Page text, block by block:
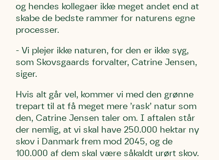
og hendes kollegaer ikke meget andet end at
skabe de bedste rammer for naturens egne
processer.
- Vi plejer ikke naturen, for den er ikke syg,
som Skovsgaards forvalter, Catrine Jensen,
siger.
Hvis alt går vel, kommer vi med den grønne
trepart til at få meget mere ’rask’ natur som
den, Catrine Jensen taler om. I aftalen står
der nemlig, at vi skal have 250.000 hektar ny
skov i Danmark frem mod 2045, og de
100.000 af dem skal være såkaldt urørt skov.